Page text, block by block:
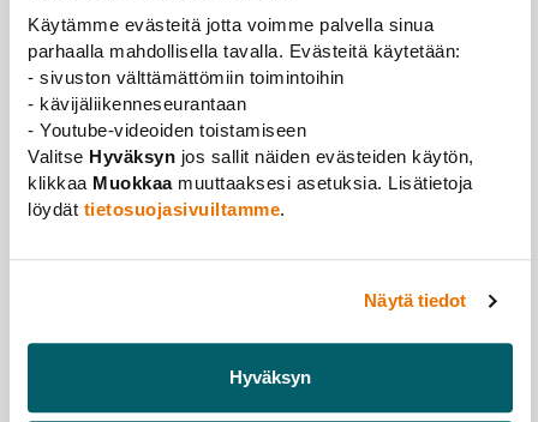
Käytämme evästeitä jotta voimme palvella sinua
parhaalla mahdollisella tavalla. Evästeitä käytetään:
- sivuston välttämättömiin toimintoihin
- kävijäliikenneseurantaan
- Youtube-videoiden toistamiseen
Valitse Hyväksyn jos sallit näiden evästeiden käytön,
klikkaa Muokkaamuuttaaksesi asetuksia. Lisätietoja
löydät tietosuojasivuiltamme.
Näytä tiedot
Hyväksyn
Tilaisuuteen on lähetetty kutsu kyseisten toimielinten
jäsenille, ilmoittautuneet saavat osallistumislinkin
sähköpostitse.